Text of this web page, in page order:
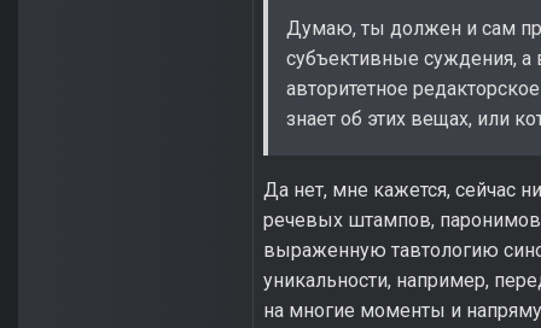
Думаю, ты должен и сам
субъективные суждения, а
авторитетное
знает об этих вещах, или
Да нет, мне кажется, сейчас
речевых штампов,
выраженную тавтологию
уникальности, например,
на многие моменты и